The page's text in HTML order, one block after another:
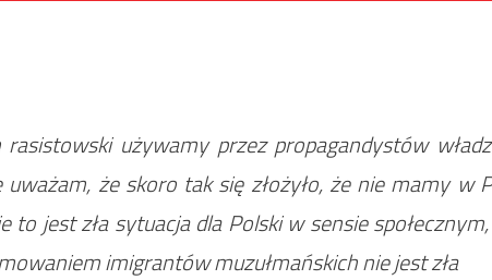
rasistowski używamy przez propagandystów
uważam, że skoro tak się złożyło, że nie mamy w
to jest zła sytuacja dla Polski w sensie
imigrantów muzułmańskich nie jest zła